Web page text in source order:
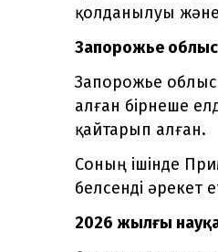
қолданылуы
Запорожье
Запорожье
алған бірнеше
қайтарып алған.
Соның ішінде
белсенді әрекет
2026 жылғы